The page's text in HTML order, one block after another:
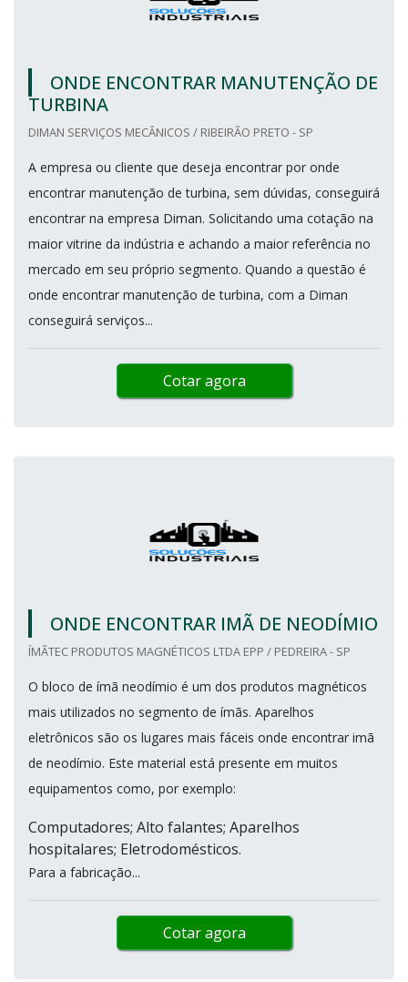
ONDE ENCONTRAR MANUTENÇÃO DE
TURBINA
DIMAN SERVIÇOS MECÂNICOS / RIBEIRÃO PRETO - SP
A empresa ou cliente que deseja encontrar por onde
encontrar manutenção de turbina, sem dúvidas, conseguirá
encontrar na empresa Diman. Solicitando uma cotação na
maior vitrine da indústria e achando a maior referência no
mercado em seu próprio segmento. Quando a questão é
onde encontrar manutenção de turbina, com a Diman
conseguirá serviços...
Cotar agora
ONDE ENCONTRAR IMÃ DE NEODÍMIO
ÍMÃTEC PRODUTOS MAGNÉTICOS LTDA EPP / PEDREIRA - SP
O bloco de ímã neodímio é um dos produtos magnéticos
mais utilizados no segmento de ímãs. Aparelhos
eletrônicos são os lugares mais fáceis onde encontrar imã
de neodímio. Este material está presente em muitos
equipamentos como, por exemplo:
Computadores; Alto falantes; Aparelhos
hospitalares; Eletrodomésticos.
Para a fabricação...
Cotar agora